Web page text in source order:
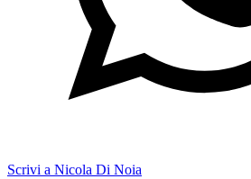
Scrivi a Nicola Di Noia